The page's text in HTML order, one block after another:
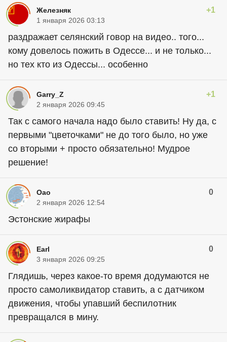
Железняк +1
1 января 2026 03:13
раздражает селянский говор на видео.. того...
кому довелось пожить в Одессе... и не только...
но тех кто из Одессы... особенно
Garry_Z +1
2 января 2026 09:45
Так с самого начала надо было ставить! Ну да, с
первыми "цветочками" не до того было, но уже
со вторыми + просто обязательно! Мудрое
решение!
Oao 0
2 января 2026 12:54
Эстонские жирафы
Earl 0
3 января 2026 09:25
Глядишь, через какое-то время додумаются не
просто самоликвидатор ставить, а с датчиком
движения, чтобы упавший беспилотник
превращался в мину.